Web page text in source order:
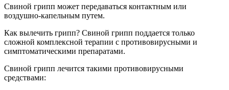
Свиной грипп может передаваться контактным или
воздушно-капельным путем.
Как вылечить грипп? Свиной грипп поддается только
сложной комплексной терапии с противовирусными и
симптоматическими препаратами.
Свиной грипп лечится такими противовирусными
средствами: